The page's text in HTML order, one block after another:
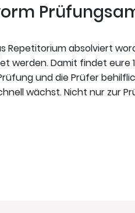
Repetitorium absolviert
werden. Damit findet eure
und die Prüfer
wächst. Nicht nur zur